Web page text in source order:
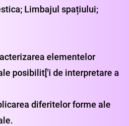
Limbajul spațiului;
elementelor
posibilit['i de interpretare a
diferitelor forme ale